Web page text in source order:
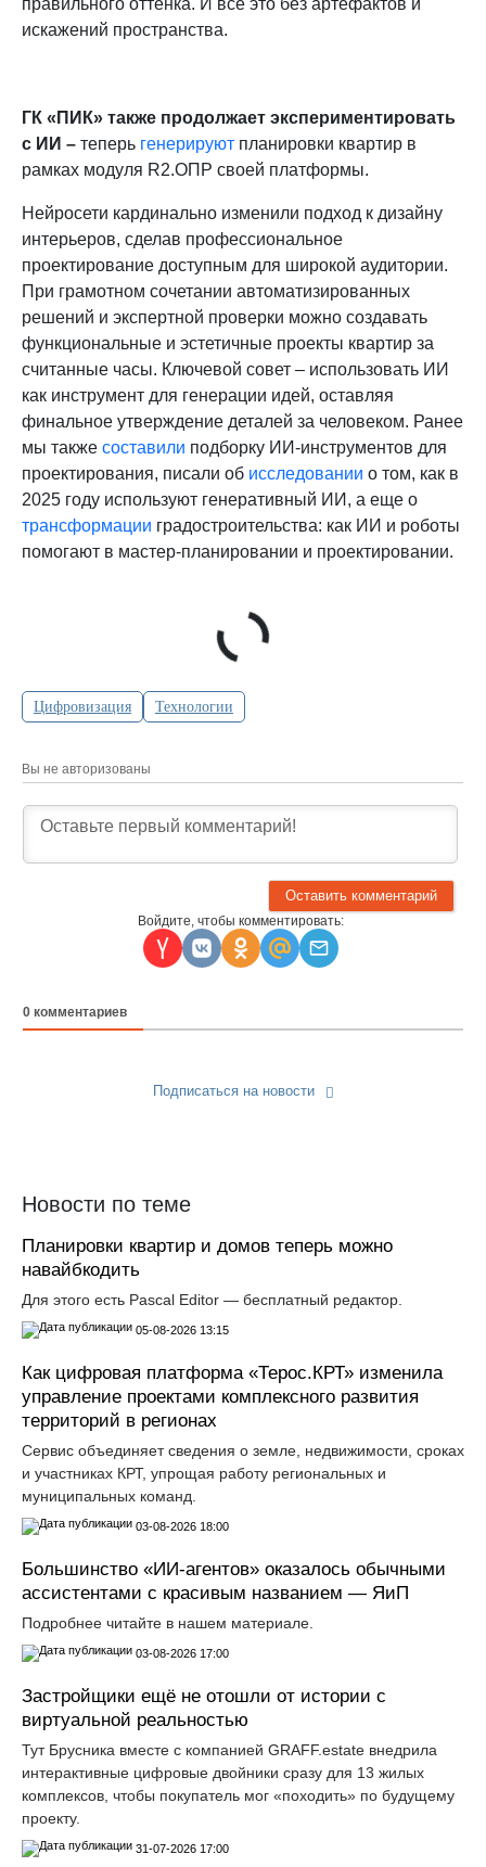
искажений пространства.
ГК «ПИК» также продолжает экспериментировать
с ИИ – теперь генерируют планировки квартир в
рамках модуля R2.ОПР своей платформы.
Нейросети кардинально изменили подход к дизайну
интерьеров, сделав профессиональное
проектирование доступным для широкой аудитории.
При грамотном сочетании автоматизированных
решений и экспертной проверки можно создавать
функциональные и эстетичные проекты квартир за
считанные часы. Ключевой совет – использовать ИИ
как инструмент для генерации идей, оставляя
финальное утверждение деталей за человеком. Ранее
мы также составили подборку ИИ-инструментов для
проектирования, писали об исследовании о том, как в
2025 году используют генеративный ИИ, а еще о
трансформации градостроительства: как ИИ и роботы
помогают в мастер-планировании и проектировании.
Цифровизация Технологии
Вы не авторизованы
Войдите, чтобы комментировать:
0 комментариев
Подписаться на новости
Новости по теме
Планировки квартир и домов теперь можно
навайбкодить
Для этого есть Pascal Editor — бесплатный редактор.
05-08-2026 13:15
Как цифровая платформа «Терос.КРТ» изменила
управление проектами комплексного развития
территорий в регионах
Сервис объединяет сведения о земле, недвижимости, сроках
и участниках КРТ, упрощая работу региональных и
муниципальных команд.
03-08-2026 18:00
Большинство «ИИ-агентов» оказалось обычными
ассистентами с красивым названием — ЯиП
Подробнее читайте в нашем материале.
03-08-2026 17:00
Застройщики ещё не отошли от истории с
виртуальной реальностью
Тут Брусника вместе с компанией GRАFF.еstate внедрила
интерактивные цифровые двойники сразу для 13 жилых
комплексов, чтобы покупатель мог «походить» по будущему
проекту.
31-07-2026 17:00